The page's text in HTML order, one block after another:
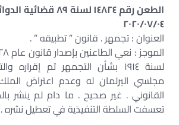
الطعن رقم ١٤٨٢٤ لسنة
٢٠٢٠/٠٧/٠٤
العنوان : تجمهر . قانون ” تطبيقه ” .
لسنة ١٩١٤ بشأن التجمهر تم
مجلسي البرلمان له وعدم اعتراض
القانوني . غير صحيح . ما دام لم ينشر
تعسفت السلطة التنفيذية في تعطيل